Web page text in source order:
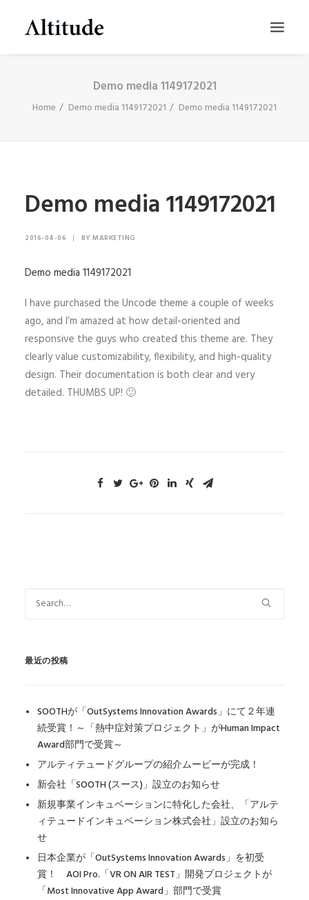
Demo media 1149172021
Home Demo media 1149172021 Demo media 1149172021
Demo media 1149172021
2016-04-06 | BY MARKETING
Demo media 1149172021
I have purchased the Uncode theme a couple of weeks
ago, and I’m amazed at how detail-oriented and
responsive the guys who created this theme are. They
clearly value customizability, flexibility, and high-quality
design. Their documentation is both clear and very
detailed. THUMBS UP! 🙂
最近の投稿
SOOTHが「OutSystems Innovation Awards」にて２年連
続受賞！～「熱中症対策プロジェクト」がHuman Impact
Award部門で受賞～
アルティテュードグループの紹介ムービーが完成！
新会社「SOOTH (スース)」設立のお知らせ
新規事業インキュベーションに特化した会社、「アルテ
ィテュードインキュベーション株式会社」設立のお知ら
せ
日本企業が「OutSystems Innovation Awards」を初受
賞！ AOI Pro.「VR ON AIR TEST」開発プロジェクトが
「Most Innovative App Award」部門で受賞